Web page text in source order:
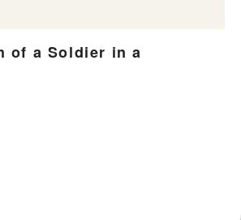
of a Soldier in a